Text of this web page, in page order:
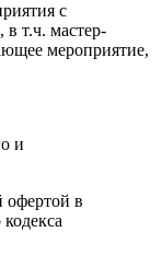
с
т.ч. мастер-
мероприятие,
и
офертой в